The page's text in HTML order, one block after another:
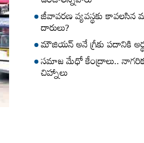
జీవావరణ వ్యవస్థకు కావలసిన
దారులు?
మౌజియన్‌ అనే గ్రీకు పదానికి
సమాజ మేధో కేంద్రాలు..
చిహ్నాలు